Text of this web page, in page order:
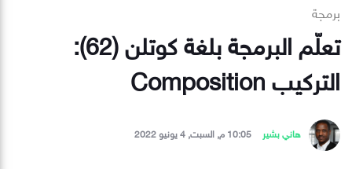
برمجة
تعلّم البرمجة بلغة كوتلن (62):
التركيب Composition
هاني بشير 10:05 م, السبت, 4 يونيو 2022